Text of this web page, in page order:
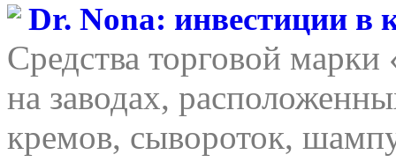
Dr. Nona: инвестиции в
Средства торговой
на заводах,
кремов, сывороток,